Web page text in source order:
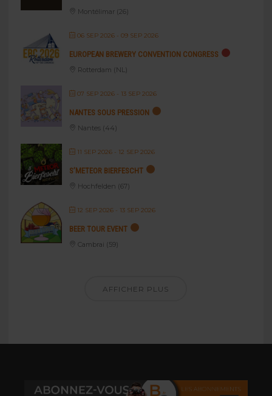
Montélimar (26)
06 SEP 2026- 09 SEP 2026
EUROPEAN BREWERY CONVENTION CONGRESS
Rotterdam (NL)
07 SEP 2026- 13 SEP 2026
NANTES SOUS PRESSION
Nantes (44)
11 SEP 2026- 12 SEP 2026
S’METEOR BIERFESCHT
Hochfelden (67)
12 SEP 2026- 13 SEP 2026
BEER TOUR EVENT
Cambrai (59)
AFFICHER PLUS